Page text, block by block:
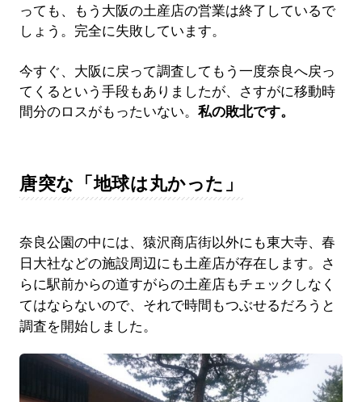
っても、もう大阪の土産店の営業は終了しているで
しょう。完全に失敗しています。
今すぐ、大阪に戻って調査してもう一度奈良へ戻っ
てくるという手段もありましたが、さすがに移動時
間分のロスがもったいない。 私の敗北です。
唐突な「地球は丸かった」
奈良公園の中には、猿沢商店街以外にも東大寺、春
日大社などの施設周辺にも土産店が存在します。さ
らに駅前からの道すがらの土産店もチェックしなく
てはならないので、それで時間もつぶせるだろうと
調査を開始しました。